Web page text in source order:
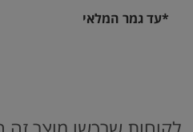
*עד גמר המלאי